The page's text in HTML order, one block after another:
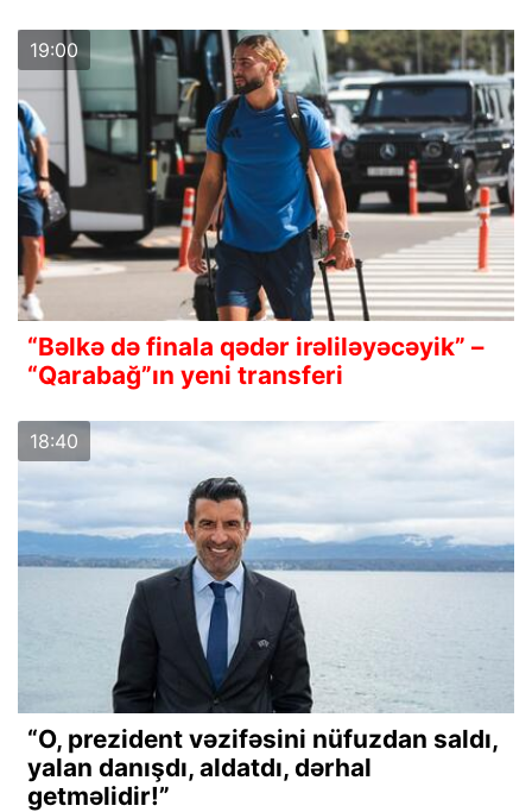
19:00
“Bəlkə də finala qədər irəliləyəcəyik” –
“Qarabağ”ın yeni transferi
18:40
“O, prezident vəzifəsini nüfuzdan saldı,
yalan danışdı, aldatdı, dərhal
getməlidir!”